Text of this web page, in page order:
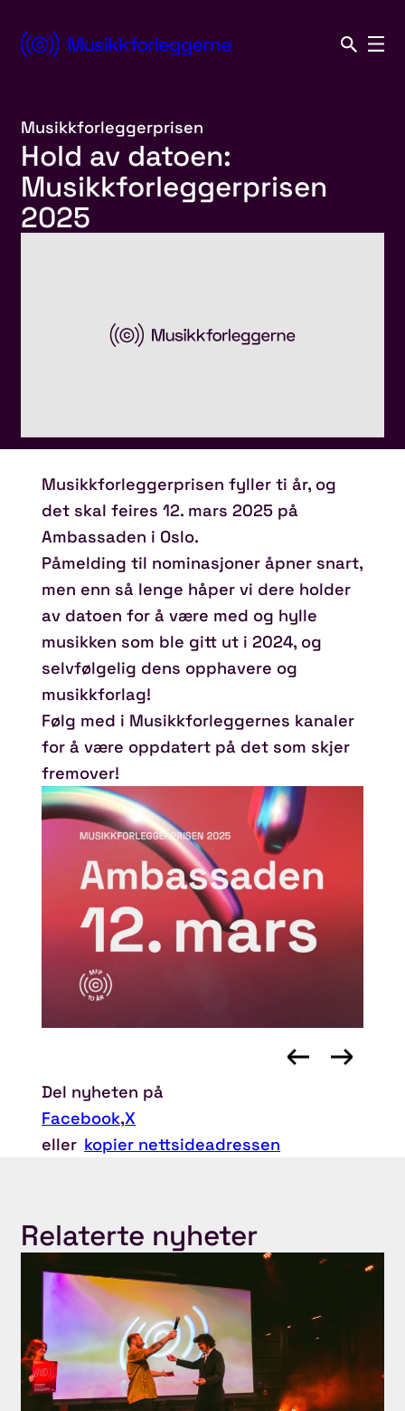
innhold
Norsk
Musikkforleggerprisen
Hold av datoen:
Musikkforleggerprisen
2025
Musikkforleggerprisen fyller ti år, og
det skal feires 12. mars 2025 på
Ambassaden i Oslo.
Påmelding til nominasjoner åpner snart,
men enn så lenge håper vi dere holder
av datoen for å være med og hylle
musikken som ble gitt ut i 2024, og
selvfølgelig dens opphavere og
musikkforlag!
Følg med i Musikkforleggernes kanaler
for å være oppdatert på det som skjer
fremover!
Del nyheten på
Facebook,X
eller kopier nettsideadressen
Relaterte nyheter